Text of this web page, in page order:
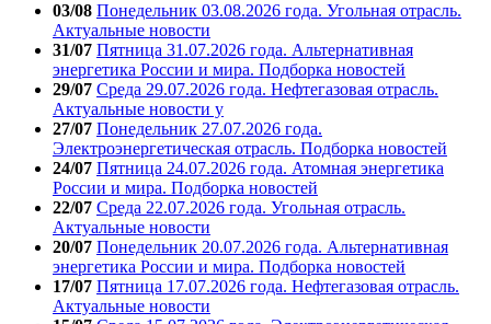
03/08 Понедельник 03.08.2026 года. Угольная отрасль.
Актуальные новости
31/07 Пятница 31.07.2026 года. Альтернативная
энергетика России и мира. Подборка новостей
29/07 Среда 29.07.2026 года. Нефтегазовая отрасль.
Актуальные новости у
27/07 Понедельник 27.07.2026 года.
Электроэнергетическая отрасль. Подборка новостей
24/07 Пятница 24.07.2026 года. Атомная энергетика
России и мира. Подборка новостей
22/07 Среда 22.07.2026 года. Угольная отрасль.
Актуальные новости
20/07 Понедельник 20.07.2026 года. Альтернативная
энергетика России и мира. Подборка новостей
17/07 Пятница 17.07.2026 года. Нефтегазовая отрасль.
Актуальные новости